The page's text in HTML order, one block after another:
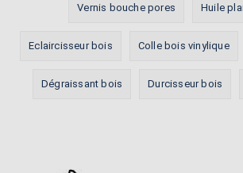
Vernis bouche pores Huile
Eclaircisseur bois Colle bois vinylique
Dégraissant bois Durcisseur bois